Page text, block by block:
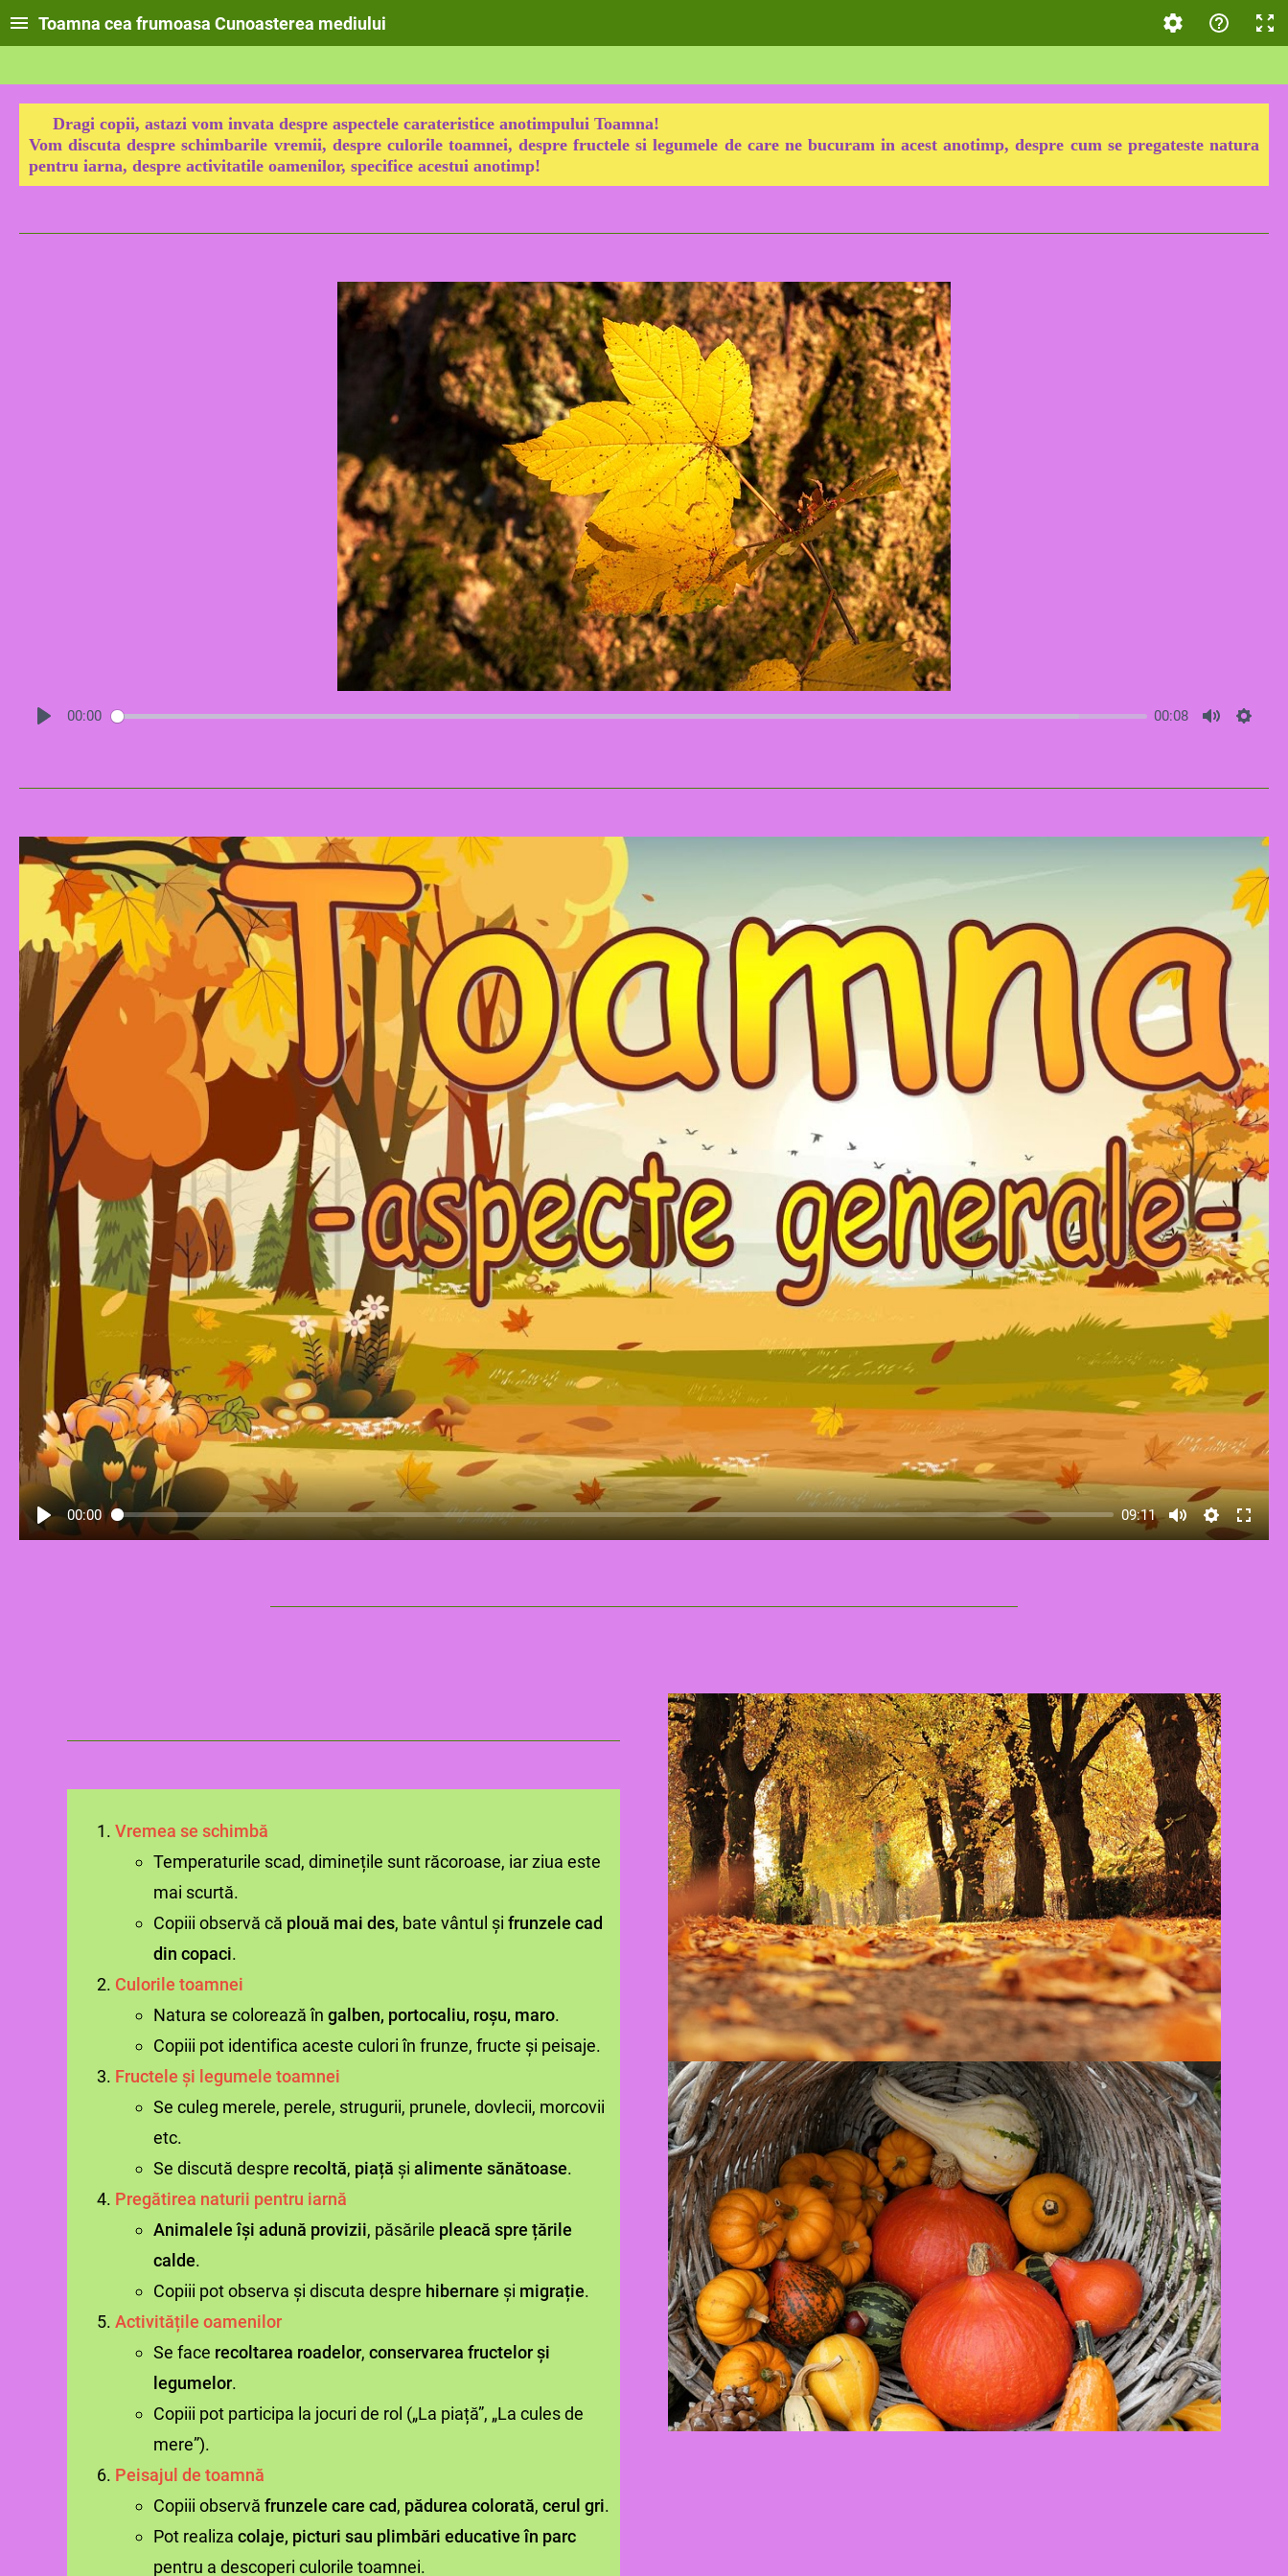
Toamna cea frumoasa Cunoasterea mediului
Dragi copii, astazi vom invata despre aspectele carateristice anotimpului Toamna!
Vom discuta despre schimbarile vremii, despre culorile toamnei, despre fructele si legumele de care ne bucuram in acest anotimp, despre cum se pregateste natura
pentru iarna, despre activitatile oamenilor, specifice acestui anotimp!
00:00 00:08
00:00 09:11
Vremea se schimbă
Temperaturile scad, diminețile sunt răcoroase, iar ziua este
mai scurtă.
Copiii observă că plouă mai des, bate vântul și frunzele cad
din copaci.
Culorile toamnei
Natura se colorează în galben, portocaliu, roșu, maro.
Copiii pot identifica aceste culori în frunze, fructe și peisaje.
Fructele și legumele toamnei
Se culeg merele, perele, strugurii, prunele, dovlecii, morcovii
etc.
Se discută despre recoltă, piață și alimente sănătoase.
Pregătirea naturii pentru iarnă
Animalele își adună provizii, păsările pleacă spre țările
calde.
Copiii pot observa și discuta despre hibernare și migrație.
Activitățile oamenilor
Se face recoltarea roadelor, conservarea fructelor și
legumelor.
Copiii pot participa la jocuri de rol („La piață”, „La cules de
mere”).
Peisajul de toamnă
Copiii observă frunzele care cad, pădurea colorată, cerul gri.
Pot realiza colaje, picturi sau plimbări educative în parc
pentru a descoperi culorile toamnei.